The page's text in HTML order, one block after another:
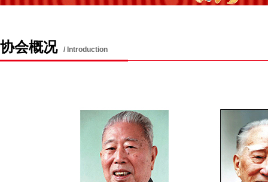
协会概况 / Introduction